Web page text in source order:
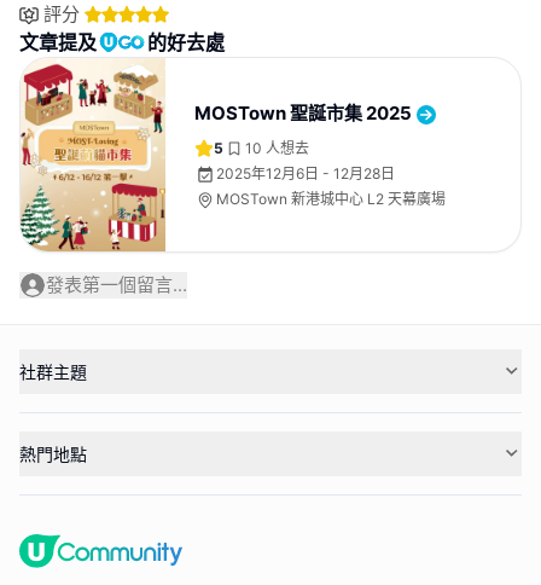
評分
文章提及 的好去處
MOSTown 聖誕市集 2025
5 10 人想去
2025年12月6日 - 12月28日
MOSTown 新港城中心 L2 天幕廣場
發表第一個留言...
社群主題
熱門地點